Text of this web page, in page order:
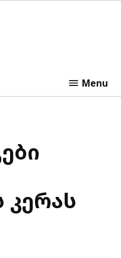
Menu
კერას